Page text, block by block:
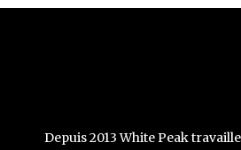
Depuis 2013 White Peak